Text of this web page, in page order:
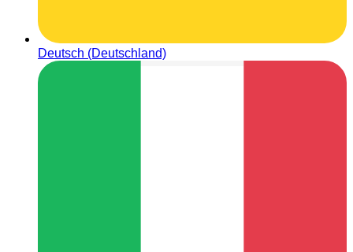
Deutsch (Deutschland)